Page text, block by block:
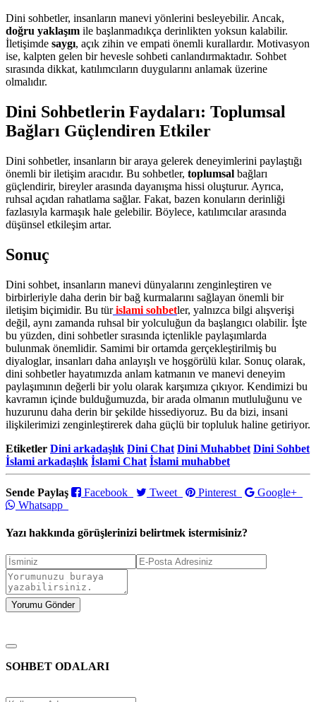
Dini sohbetler, insanların manevi yönlerini besleyebilir. Ancak,
doğru yaklaşım ile başlanmadıkça derinlikten yoksun kalabilir.
İletişimde saygı, açık zihin ve empati önemli kurallardır. Motivasyon
ise, kalpten gelen bir hevesle sohbeti canlandırmaktadır. Sohbet
sırasında dikkat, katılımcıların duygularını anlamak üzerine
olmalıdır.
Dini Sohbetlerin Faydaları: Toplumsal
Bağları Güçlendiren Etkiler
Dini sohbetler, insanların bir araya gelerek deneyimlerini paylaştığı
önemli bir iletişim aracıdır. Bu sohbetler, toplumsal bağları
güçlendirir, bireyler arasında dayanışma hissi oluşturur. Ayrıca,
ruhsal açıdan rahatlama sağlar. Fakat, bazen konuların derinliği
fazlasıyla karmaşık hale gelebilir. Böylece, katılımcılar arasında
düşünsel etkileşim artar.
Sonuç
Dini sohbet, insanların manevi dünyalarını zenginleştiren ve
birbirleriyle daha derin bir bağ kurmalarını sağlayan önemli bir
iletişim biçimidir. Bu türislami sohbetler, yalnızca bilgi alışverişi
değil, aynı zamanda ruhsal bir yolculuğun da başlangıcı olabilir. İşte
bu yüzden, dini sohbetler sırasında içtenlikle paylaşımlarda
bulunmak önemlidir. Samimi bir ortamda gerçekleştirilmiş bu
diyaloglar, insanları daha anlayışlı ve hoşgörülü kılar. Sonuç olarak,
dini sohbetler hayatımızda anlam katmanın ve manevi deneyim
paylaşımının değerli bir yolu olarak karşımıza çıkıyor. Kendimizi bu
kavramın içinde bulduğumuzda, bir arada olmanın mutluluğunu ve
huzurunu daha derin bir şekilde hissediyoruz. Bu da bizi, insani
ilişkilerimizi zenginleştirerek daha güçlü bir topluluk haline getiriyor.
Etiketler Dini arkadaşlık Dini Chat Dini Muhabbet Dini Sohbet
İslami arkadaşlık İslami Chat İslami muhabbet
Sende Paylaş Facebook Tweet Pinterest
Google+
Whatsapp
Yazı hakkında görüşlerinizi belirtmek istermisiniz?
SOHBET ODALARI